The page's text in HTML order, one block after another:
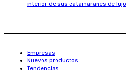
interior de sus catamaranes de lujo
Empresas
Nuevos productos
Tendencias